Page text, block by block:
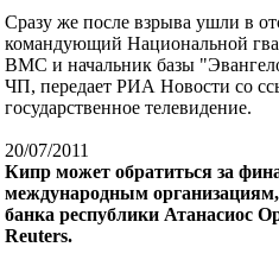
Сразу же после взрыва ушли в
командующий Национальной
ВМС и начальник базы
ЧП, передает РИА Новости со
государственное телевидение.
20/07/2011
Кипр может обратиться за
международным организациям,
банка республики Атанасиос
Reuters.